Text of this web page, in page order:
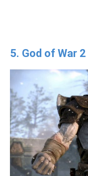
5. God of War 2